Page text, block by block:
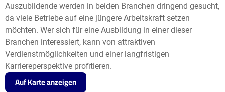
Auszubildende werden in beiden Branchen dringend gesucht,
da viele Betriebe auf eine jüngere Arbeitskraft setzen
möchten. Wer sich für eine Ausbildung in einer dieser
Branchen interessiert, kann von attraktiven
Verdienstmöglichkeiten und einer langfristigen
Karriereperspektive profitieren.
Auf Karte anzeigen